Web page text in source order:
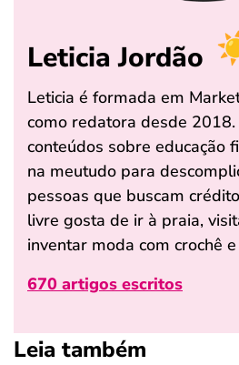
Leticia Jordão
Leticia é formada em
como redatora desde
conteúdos sobre educação
na meutudo para
pessoas que buscam
livre gosta de ir à praia,
inventar moda com crochê
670 artigos escritos
Leia também